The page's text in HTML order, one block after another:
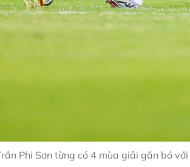
Phi Sơn từng có 4 mùa giải gắn bó